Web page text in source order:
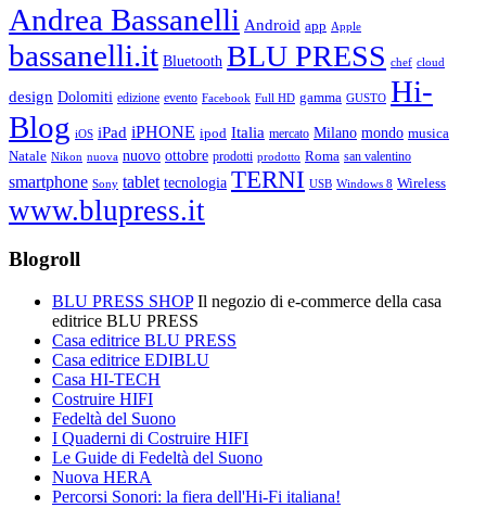
Andrea Bassanelli Android app Apple
bassanelli.it Bluetooth BLU PRESS chef cloud
design Dolomiti edizione evento Facebook Full HD gamma GUSTO Hi-
Blog iOS iPad iPHONE ipod Italia mercato Milano mondo musica
Natale Nikon nuova nuovo ottobre prodotti prodotto Roma san valentino
smartphone Sony tablet tecnologia TERNI USB Windows 8 Wireless
www.blupress.it
Blogroll
BLU PRESS SHOPIl negozio di e-commerce della casa
editrice BLU PRESS
Casa editrice BLU PRESS
Casa editrice EDIBLU
Casa HI-TECH
Costruire HIFI
Fedeltà del Suono
I Quaderni di Costruire HIFI
Le Guide di Fedeltà del Suono
Nuova HERA
Percorsi Sonori: la fiera dell'Hi-Fi italiana!